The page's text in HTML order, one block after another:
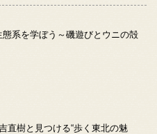
態系を学ぼう～磯遊びとウニの殻
直樹と見つける“歩く東北の魅